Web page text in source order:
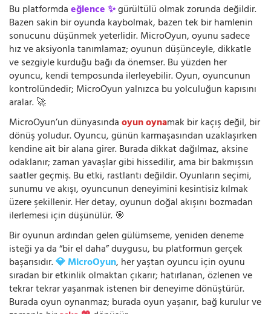
Bu platformdaeğlence ✨gürültülü olmak zorunda değildir.
Bazen sakin bir oyunda kaybolmak, bazen tek bir hamlenin
sonucunu düşünmek yeterlidir. MicroOyun, oyunu sadece
hız ve aksiyonla tanımlamaz; oyunun düşünceyle, dikkatle
ve sezgiyle kurduğu bağı da önemser. Bu yüzden her
oyuncu, kendi temposunda ilerleyebilir. Oyun, oyuncunun
kontrolündedir; MicroOyun yalnızca bu yolculuğun kapısını
aralar. 🚀
MicroOyun’un dünyasındaoyun oynamak bir kaçış değil, bir
dönüş yoludur. Oyuncu, günün karmaşasından uzaklaşırken
kendine ait bir alana girer. Burada dikkat dağılmaz, aksine
odaklanır; zaman yavaşlar gibi hissedilir, ama bir bakmışsın
saatler geçmiş. Bu etki, rastlantı değildir. Oyunların seçimi,
sunumu ve akışı, oyuncunun deneyimini kesintisiz kılmak
üzere şekillenir. Her detay, oyunun doğal akışını bozmadan
ilerlemesi için düşünülür. 🎯
Bir oyunun ardından gelen gülümseme, yeniden deneme
isteği ya da “bir el daha” duygusu, bu platformun gerçek
başarısıdır.💎 MicroOyun, her yaştan oyuncu için oyunu
sıradan bir etkinlik olmaktan çıkarır; hatırlanan, özlenen ve
tekrar tekrar yaşanmak istenen bir deneyime dönüştürür.
Burada oyun oynanmaz; burada oyun yaşanır, bağ kurulur ve